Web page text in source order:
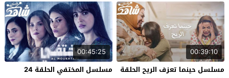
00:39:10
مسلسل حينما تعزف الريح الحلقة
00:45:25
مسلسل المختفي الحلقة 24